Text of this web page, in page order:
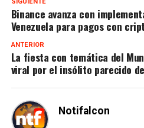
Binance avanza con
Venezuela para pagos con
ANTERIOR
La fiesta con temática del
viral por el insólito parecido
Notifalcon